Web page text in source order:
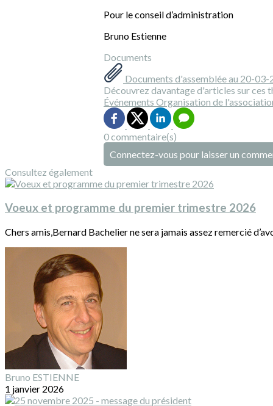
Pour le conseil d’administration
Bruno Estienne
Documents
Documents d'assemblée au 20-
Découvrez davantage d'articles sur ces
Événements Organisation de
0 commentaire(s)
Connectez-vous pour laisser un
Consultez également
Voeux et programme du premier trimestre 2026
Chers amis,Bernard Bachelier ne sera jamais assez remercié
Bruno ESTIENNE
1 janvier 2026